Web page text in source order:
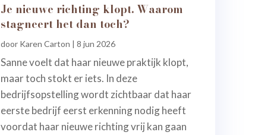
Je nieuwe richting klopt. Waarom
stagneert het dan toch?
door Karen Carton | 8 jun 2026
Sanne voelt dat haar nieuwe praktijk klopt,
maar toch stokt er iets. In deze
bedrijfsopstelling wordt zichtbaar dat haar
eerste bedrijf eerst erkenning nodig heeft
voordat haar nieuwe richting vrij kan gaan